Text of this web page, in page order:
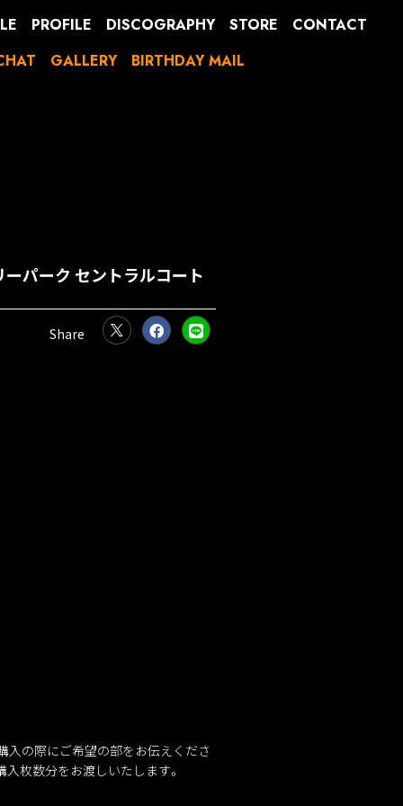
PROFILE DISCOGRAPHY STORE
CONTACT
GALLERY BIRTHDAY MAIL
パーク セントラルコート
入の際にご希望の部をお伝えくださ
枚数分をお渡しいたします。